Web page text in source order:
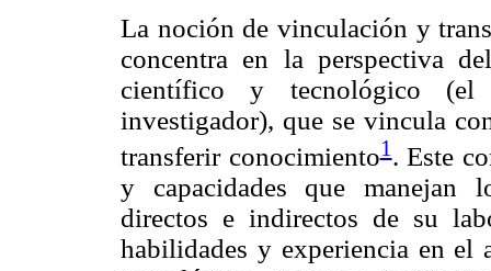
La noción de vinculación y
concentra en la perspectiva
científico y tecnológico (el
investigador), que se vincula
transferir conocimiento1. Este
y capacidades que manejan
directos e indirectos de su
habilidades y experiencia en el